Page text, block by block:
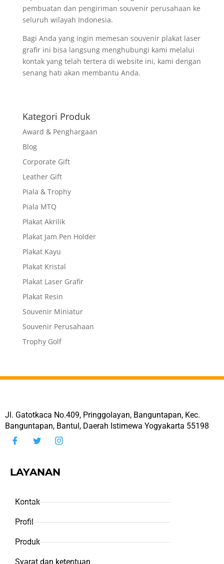
pembuatan dan pengiriman souvenir perusahaan ke
seluruh wilayah Indonesia.
Bagi Anda yang ingin memesan souvenir plakat laser
grafir ini bisa langsung menghubungi kami melalui
kontak yang telah tertera di website ini, kami dengan
senang hati akan membantu Anda.
Kategori Produk
Award & Penghargaan
Blog
Corporate Gift
Leather Gift
Piala & Trophy
Piala MTQ
Plakat Akrilik
Plakat Jam Pen Holder
Plakat Kayu
Plakat Kristal
Plakat Laser Grafir
Plakat Resin
Souvenir Miniatur
Souvenir Perusahaan
Trophy Golf
Jl. Gatotkaca No.409, Pringgolayan, Banguntapan, Kec.
Banguntapan, Bantul, Daerah Istimewa Yogyakarta 55198
LAYANAN
Kontak
Profil
Produk
Syarat dan ketentuan